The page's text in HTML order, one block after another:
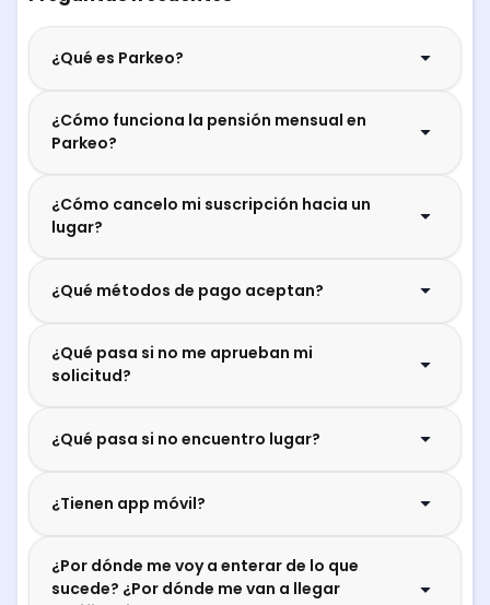
¿Qué es Parkeo?
¿Cómo funciona la pensión mensual en
Parkeo?
¿Cómo cancelo mi suscripción hacia un
lugar?
¿Qué métodos de pago aceptan?
¿Qué pasa si no me aprueban mi
solicitud?
¿Qué pasa si no encuentro lugar?
¿Tienen app móvil?
¿Por dónde me voy a enterar de lo que
sucede? ¿Por dónde me van a llegar